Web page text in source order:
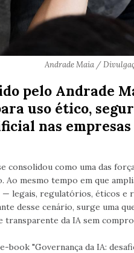
Andrade Maia /
pelo Andrade
uso ético,
nas empresas
consolidou como uma das
mesmo tempo em que
legais, regulatórios, éticos e
desse cenário, surge uma
transparente da IA sem
book "Governança da IA: